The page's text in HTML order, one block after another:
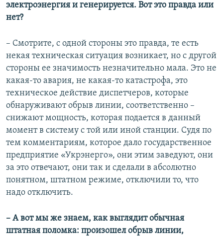
электроэнергия и генерируется. Вот это правда или
нет?
– Смотрите, с одной стороны это правда, те есть
некая техническая ситуация возникает, но с другой
стороны ее значимость незначительно мала. Это не
какая-то авария, не какая-то катастрофа, это
техническое действие диспетчеров, которые
обнаруживают обрыв линии, соответственно –
снижают мощность, которая подается в данный
момент в систему с той или иной станции. Судя по
тем комментариям, которое дало государственное
предприятие «Укрэнерго», они этим заведуют, они
за это отвечают, они так и сделали в абсолютно
понятном, штатном режиме, отключили то, что
надо отключить.
– А вот мы же знаем, как выглядит обычная
штатная поломка: произошел обрыв линии,